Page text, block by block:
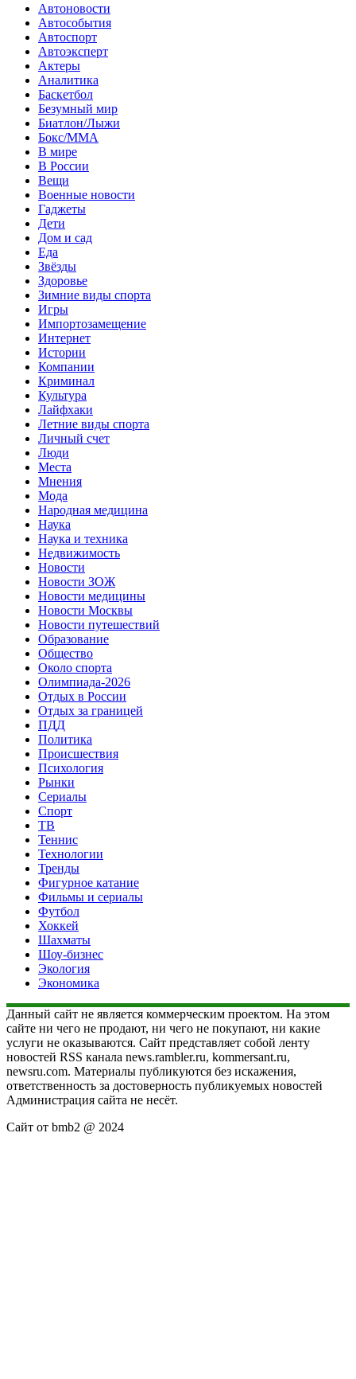
Автоновости
Автособытия
Автоспорт
Автоэксперт
Актеры
Аналитика
Баскетбол
Безумный мир
Биатлон/Лыжи
Бокс/MMA
В мире
В России
Вещи
Военные новости
Гаджеты
Дети
Дом и сад
Еда
Звёзды
Здоровье
Зимние виды спорта
Игры
Импортозамещение
Интернет
Истории
Компании
Криминал
Культура
Лайфхаки
Летние виды спорта
Личный счет
Люди
Места
Мнения
Мода
Народная медицина
Наука
Наука и техника
Недвижимость
Новости
Новости ЗОЖ
Новости медицины
Новости Москвы
Новости путешествий
Образование
Общество
Около спорта
Олимпиада-2026
Отдых в России
Отдых за границей
ПДД
Политика
Происшествия
Психология
Рынки
Сериалы
Спорт
ТВ
Теннис
Технологии
Тренды
Фигурное катание
Фильмы и сериалы
Футбол
Хоккей
Шахматы
Шоу-бизнес
Экология
Экономика
Данный сайт не является коммерческим проектом. На этом
сайте ни чего не продают, ни чего не покупают, ни какие
услуги не оказываются. Сайт представляет собой ленту
новостей RSS канала news.rambler.ru, kommersant.ru,
newsru.com. Материалы публикуются без искажения,
ответственность за достоверность публикуемых новостей
Администрация сайта не несёт.
Сайт от bmb2 @ 2024